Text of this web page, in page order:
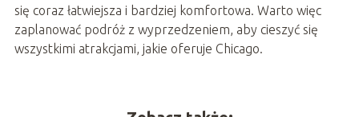
się coraz łatwiejsza i bardziej komfortowa. Warto więc
zaplanować podróż z wyprzedzeniem, aby cieszyć się
wszystkimi atrakcjami, jakie oferuje Chicago.